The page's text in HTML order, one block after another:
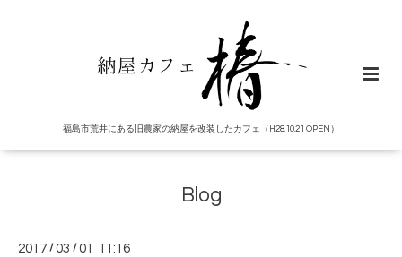
福島市荒井にある旧農家の納屋を改装したカフェ（H28.10.21 OPEN）
Blog
2017 /03 /01 11:16